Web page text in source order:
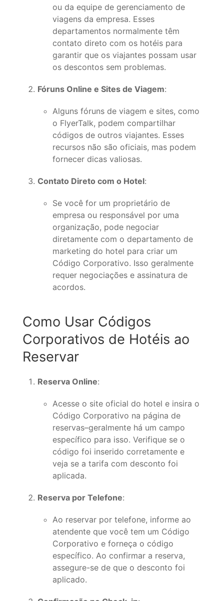
ou da equipe de gerenciamento de
viagens da empresa. Esses
departamentos normalmente têm
contato direto com os hotéis para
garantir que os viajantes possam usar
os descontos sem problemas.
Fóruns Online e Sites de Viagem:
Alguns fóruns de viagem e sites, como
o FlyerTalk, podem compartilhar
códigos de outros viajantes. Esses
recursos não são oficiais, mas podem
fornecer dicas valiosas.
Contato Direto com o Hotel:
Se você for um proprietário de
empresa ou responsável por uma
organização, pode negociar
diretamente com o departamento de
marketing do hotel para criar um
Código Corporativo. Isso geralmente
requer negociações e assinatura de
acordos.
Como Usar Códigos
Corporativos de Hotéis ao
Reservar
Reserva Online:
Acesse o site oficial do hotel e insira o
Código Corporativo na página de
reservas–geralmente há um campo
específico para isso. Verifique se o
código foi inserido corretamente e
veja se a tarifa com desconto foi
aplicada.
Reserva por Telefone:
Ao reservar por telefone, informe ao
atendente que você tem um Código
Corporativo e forneça o código
específico. Ao confirmar a reserva,
assegure-se de que o desconto foi
aplicado.